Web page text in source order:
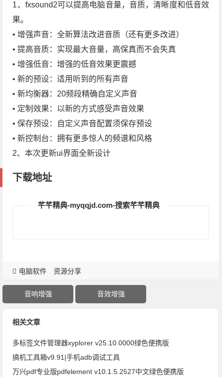
1、fxsound2可以提高电脑音量，音质，清晰度和低音效
果。
• 增强声音：全新算法改进音质（还有更多改进）
• 提高音质：实现最大音量，高保真而不会失真
• 增强低音：增强的低音效果更震撼
• 新的预设：适用听到的所有声音
• 新均衡器：20频段精确自定义声音
• 定制效果：以新的方式感受声音效果
• 保存预设：自定义声音配置须保存预设
• 新控制台：拥有更多惊人的频谱和风格
2、本次更新ui界面全新设计
下载地址
芊芊精典-myqqjd.com-搜索芊芊精典
电脑软件 资源分享
音响增强 音效增强
相关文章
多标签文件管理器xyplorer v25.10.0000绿色便携版
搞机工具箱v9.91|手机adb调试工具
万兴pdf专业版pdfelement v10.1.5.2527中文绿色便携版